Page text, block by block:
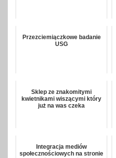
Przezciemiączkowe badanie
USG
Sklep ze znakomitymi
kwietnikami wiszącymi który
już na was czeka
Integracja mediów
społecznościowych na stronie